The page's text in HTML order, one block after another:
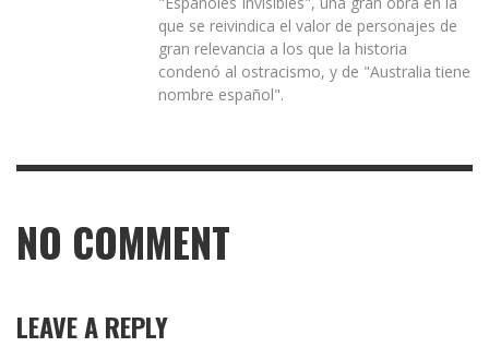
que se reivindica el valor de personajes de
gran relevancia a los que la historia
condenó al ostracismo, y de "Australia tiene
nombre español".
NO COMMENT
LEAVE A REPLY